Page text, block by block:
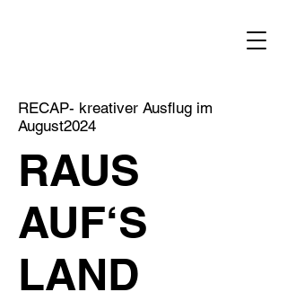
RECAP- kreativer Ausflug im
August2024
RAUS
AUF‘S
LAND